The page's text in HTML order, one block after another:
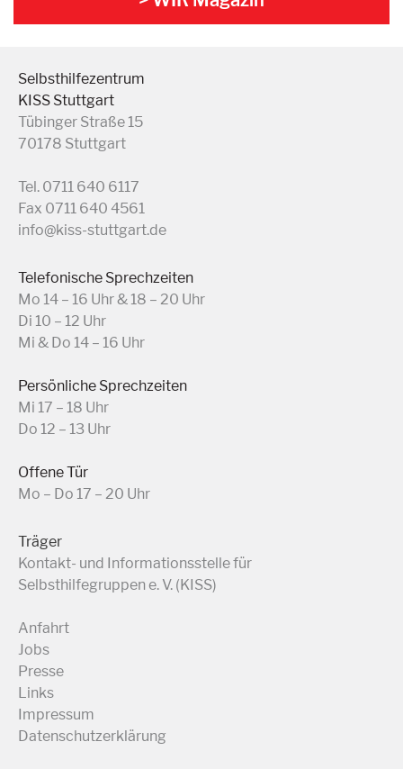
Selbsthilfezentrum
KISS Stuttgart
Tübinger Straße 15
70178 Stuttgart
Tel. 0711 640 6117
Fax 0711 640 4561
info@kiss-stuttgart.de
Telefonische Sprechzeiten
Mo 14 – 16 Uhr & 18 – 20 Uhr
Di 10 – 12 Uhr
Mi & Do 14 – 16 Uhr
Persönliche Sprechzeiten
Mi 17 – 18 Uhr
Do 12 – 13 Uhr
Offene Tür
Mo – Do 17 – 20 Uhr
Träger
Kontakt- und Informationsstelle für
Selbsthilfegruppen e. V. (KISS)
Anfahrt
Jobs
Presse
Links
Impressum
Datenschutzerklärung